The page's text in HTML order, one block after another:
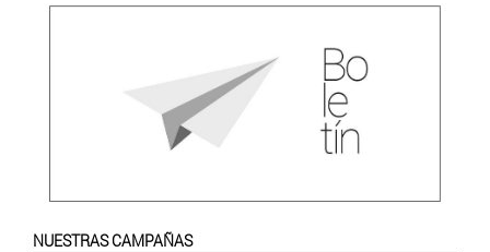
NUESTRAS CAMPAÑAS